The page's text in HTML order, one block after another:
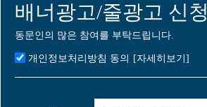
배너광고/줄광고 신청
동문인의 많은 참여를 부탁드립니다.
개인정보처리방침 동의 [자세히보기]